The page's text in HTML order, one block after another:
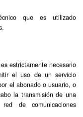
que es utilizado
estrictamente necesario
el uso de un servicio
el abonado o usuario, o
la transmisión de una
de comunicaciones